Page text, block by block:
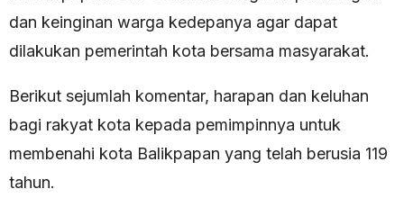
dan keinginan warga kedepanya agar dapat
dilakukan pemerintah kota bersama masyarakat.
Berikut sejumlah komentar, harapan dan keluhan
bagi rakyat kota kepada pemimpinnya untuk
membenahi kota Balikpapan yang telah berusia 119
tahun.